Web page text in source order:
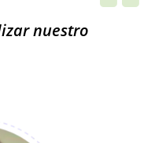
nuestro